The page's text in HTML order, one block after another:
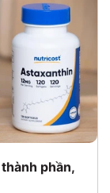
phần,